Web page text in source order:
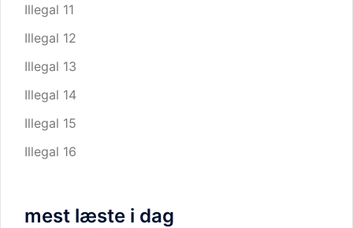
Illegal 11
Illegal 12
Illegal 13
Illegal 14
Illegal 15
Illegal 16
mest læste i dag